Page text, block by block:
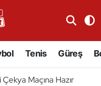
Tenis Güreş
Maçına Hazır